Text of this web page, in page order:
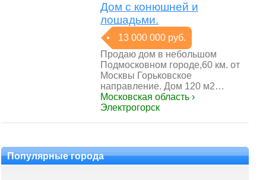
Дом с конюшней и
лошадьми.
13 000 000 руб.
Продаю дом в небольшом
Подмосковном городе,60 км. от
Москвы Горьковское
направление. Дом 120 м2…
Московская область ›
Электрогорск
Популярные города